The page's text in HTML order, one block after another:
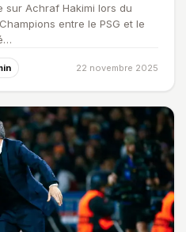
sur Achraf Hakimi lors du
entre le PSG et le
22 novembre 2025